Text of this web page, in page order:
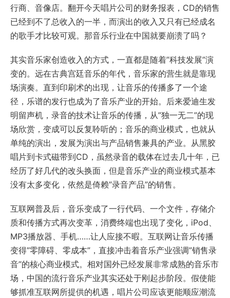
行商、音像店。翻开今天唱片公司的财务报表，CD的销售
已经到不了总收入的一半，而演出的收入又只有已经成名
的歌手才比较可观。那音乐行业在中国就要崩溃了吗？
其实音乐家创造收入的方式，一直都是随着”科技发展”演
变的。远在古典宫廷音乐的年代，音乐家的营生就是靠现
场演奏。直到印刷术的出现，让音乐的传播多了一个途
径，乐谱的发行也成为了音乐产业的开始。后来爱迪生发
明留声机，录音的技术让音乐的传播，从”独一无二”的现
场欣赏，变成可以反复聆听的；音乐的商业模式，也就从
单纯的演出，发展为演出与产品销售兼具的产业。从黑胶
唱片到卡式磁带到CD，虽然录音的载体在过去几十年，已
经历了好几代的改头换面，但是音乐产业的商业模式基本
没有太多变化，依然是倚赖”录音产品”的销售。
互联网普及后，音乐变成了一行代码、一个文件，存储介
质和传播方式再次变革，消费终端也出现了变化，iPod、
MP3播放器、手机……让人应接不暇。互联网让音乐传播
变得”零障碍、零成本”，直接冲击着音乐产业强调”销售录
音”的核心商业模式。相对国外已经发展非常成熟的音乐市
场，中国的流行音乐产业其实还处于刚起步阶段。假使能
够抓准互联网所提供的机遇，唱片公司应该更能顺应潮流